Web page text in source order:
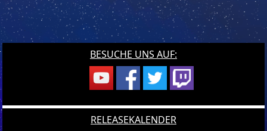
BESUCHE UNS AUF:
RELEASEKALENDER